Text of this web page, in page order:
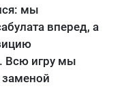
мы
вперед, а
Всю игру мы
заменой